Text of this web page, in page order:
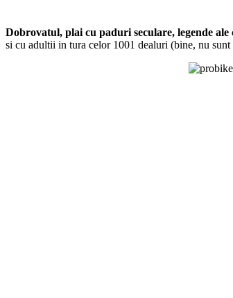
Dobrovatul, plai cu paduri seculare, legende
si cu adultii in tura celor 1001 dealuri (bine, nu sunt